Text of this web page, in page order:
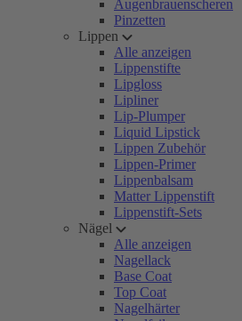
Augenbrauenscheren
Pinzetten
Lippen
Alle anzeigen
Lippenstifte
Lipgloss
Lipliner
Lip-Plumper
Liquid Lipstick
Lippen Zubehör
Lippen-Primer
Lippenbalsam
Matter Lippenstift
Lippenstift-Sets
Nägel
Alle anzeigen
Nagellack
Base Coat
Top Coat
Nagelhärter